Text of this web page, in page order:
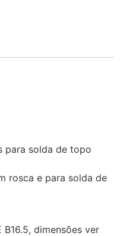
para solda de topo
rosca e para solda de
dimensões ver